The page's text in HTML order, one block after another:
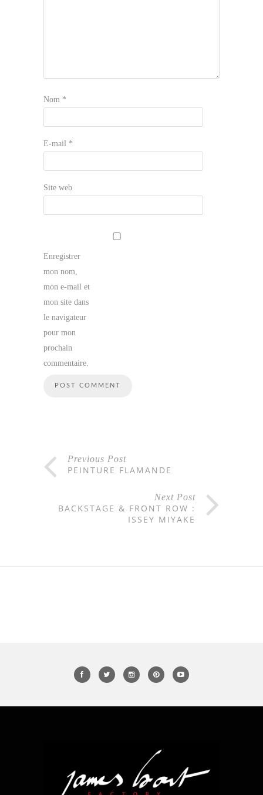
Nom *
E-mail *
Site web
Enregistrer
mon nom,
mon e-mail et
mon site dans
le navigateur
pour mon
prochain
commentaire.
Previous Post
PEINTURE FLAMANDE
Next Post
BACKSTAGE & FRONT ROW :
ISSEY MIYAKE